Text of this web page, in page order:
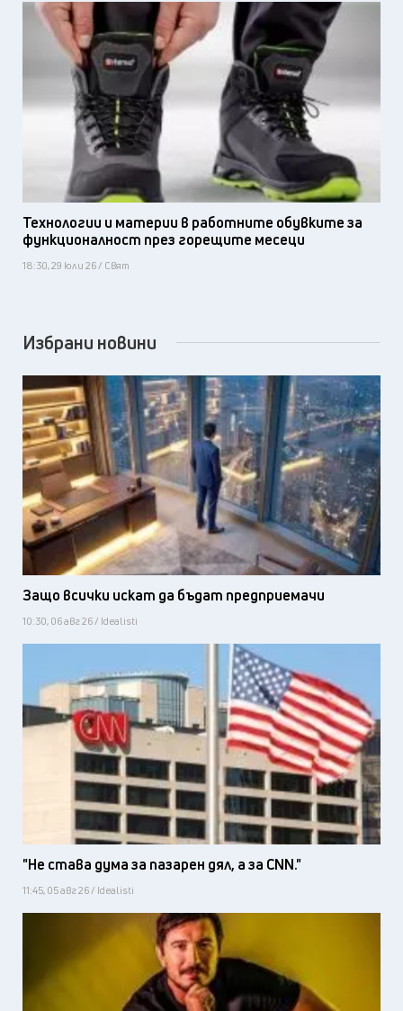
Технологии и материи в работните обувките за
функционалност през горещите месеци
18:30, 29 юли 26 / Свят
Избрани новини
Защо всички искат да бъдат предприемачи
10:30, 06 авг 26 / Idealisti
"Не става дума за пазарен дял, а за CNN."
11:45, 05 авг 26 / Idealisti